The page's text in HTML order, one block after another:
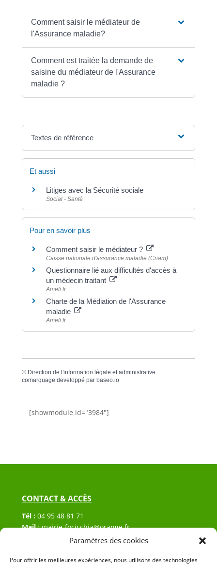
Paramètres des cookies
Pour offrir les meilleures expériences, nous utilisons des technologies
Comment saisir le médiateur de
l'Assurance maladie?
Comment est traitée la demande de
saisine du médiateur de l'Assurance
maladie ?
Textes de référence
Et aussi
Litiges avec la Sécurité sociale
Social - Santé
Pour en savoir plus
Comment saisir le médiateur ?
Caisse nationale d'assurance maladie (Cnam)
Questionnaire lié aux difficultés d'accès à
un médecin traitant
Ameli.fr
Charte de la Médiation de l'Assurance
maladie
Ameli.fr
© Direction de l'information légale et administrative
comarquage developpé par baseo.io
[showmodule id="3984"]
CONTACT & ACCÈS
Tél : 04 95 48 81 71
Mail:mairie-focicchia@orange.fr
Hôtel de ville de Focicchia
20212 Focicchia